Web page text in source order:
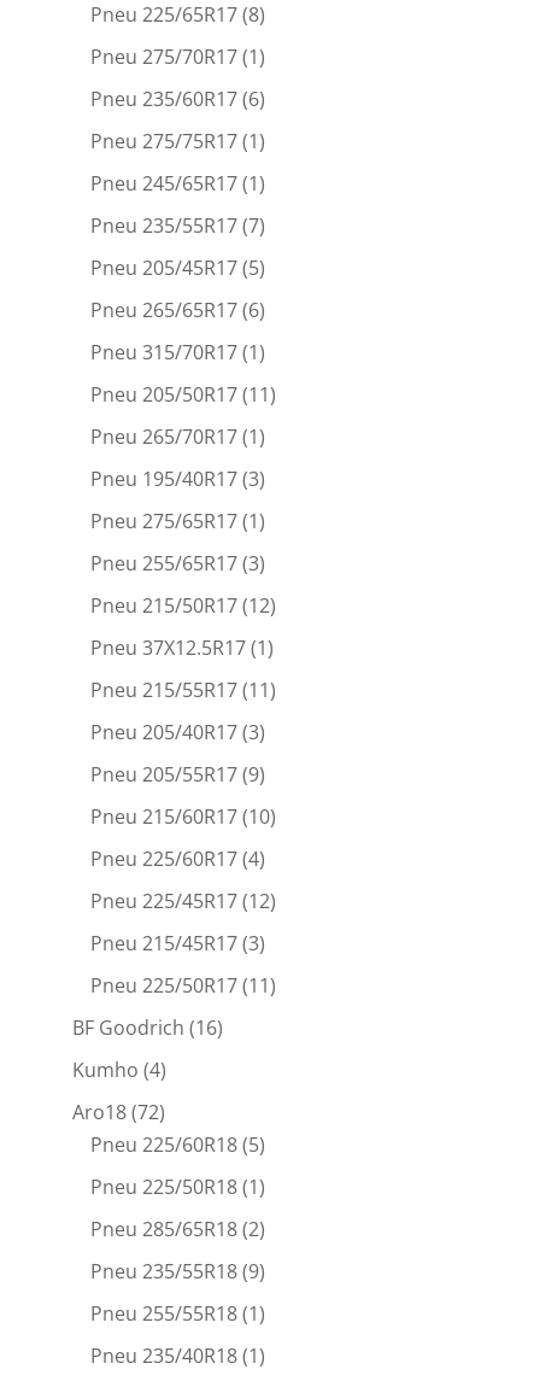
Pneu 225/65R17(8)
Pneu 275/70R17(1)
Pneu 235/60R17(6)
Pneu 275/75R17(1)
Pneu 245/65R17(1)
Pneu 235/55R17(7)
Pneu 205/45R17(5)
Pneu 265/65R17(6)
Pneu 315/70R17(1)
Pneu 205/50R17(11)
Pneu 265/70R17(1)
Pneu 195/40R17(3)
Pneu 275/65R17(1)
Pneu 255/65R17(3)
Pneu 215/50R17(12)
Pneu 37X12.5R17(1)
Pneu 215/55R17(11)
Pneu 205/40R17(3)
Pneu 205/55R17(9)
Pneu 215/60R17(10)
Pneu 225/60R17(4)
Pneu 225/45R17(12)
Pneu 215/45R17(3)
Pneu 225/50R17(11)
BF Goodrich (16)
Kumho (4)
Aro18(72)
Pneu 225/60R18(5)
Pneu 225/50R18(1)
Pneu 285/65R18(2)
Pneu 235/55R18(9)
Pneu 255/55R18(1)
Pneu 235/40R18(1)